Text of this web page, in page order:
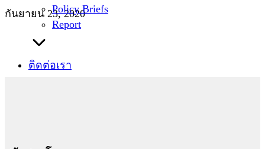
Policy Briefs
Report
ติดต่อเรา
กันยายน 23, 2020